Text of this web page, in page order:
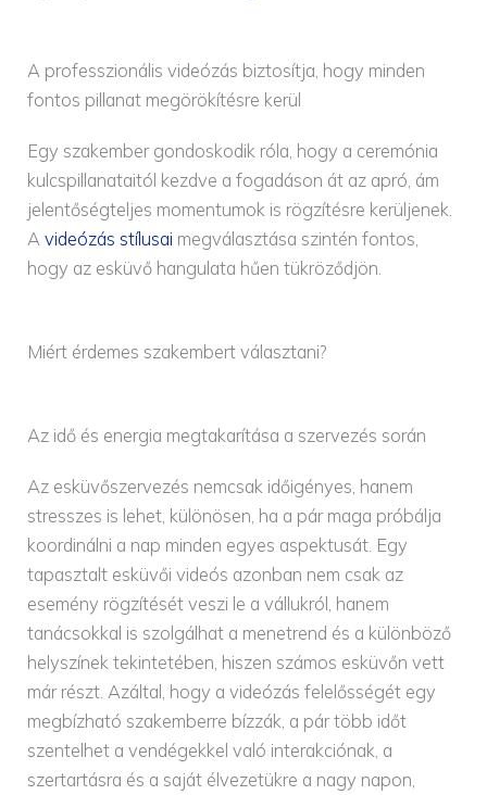
A professzionális videózás biztosítja, hogy minden
fontos pillanat megörökítésre kerül
Egy szakember gondoskodik róla, hogy a ceremónia
kulcspillanataitól kezdve a fogadáson át az apró, ám
jelentőségteljes momentumok is rögzítésre kerüljenek.
Avideózás stílusai megválasztása szintén fontos,
hogy az esküvő hangulata hűen tükröződjön.
Miért érdemes szakembert választani?
Az idő és energia megtakarítása a szervezés során
Az esküvőszervezés nemcsak időigényes, hanem
stresszes is lehet, különösen, ha a pár maga próbálja
koordinálni a nap minden egyes aspektusát. Egy
tapasztalt esküvői videós azonban nem csak az
esemény rögzítését veszi le a vállukról, hanem
tanácsokkal is szolgálhat a menetrend és a különböző
helyszínek tekintetében, hiszen számos esküvőn vett
már részt. Azáltal, hogy a videózás felelősségét egy
megbízható szakemberre bízzák, a pár több időt
szentelhet a vendégekkel való interakciónak, a
szertartásra és a saját élvezetükre a nagy napon,